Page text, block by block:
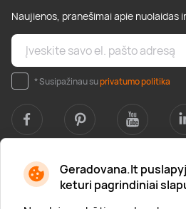
Geradovana.lt
keturi pagrindiniai
Naujienos, pranešimai apie nuolaidas
* Susipažinau suprivatumo politika
Apie mus
Apie „Gera Dovana“